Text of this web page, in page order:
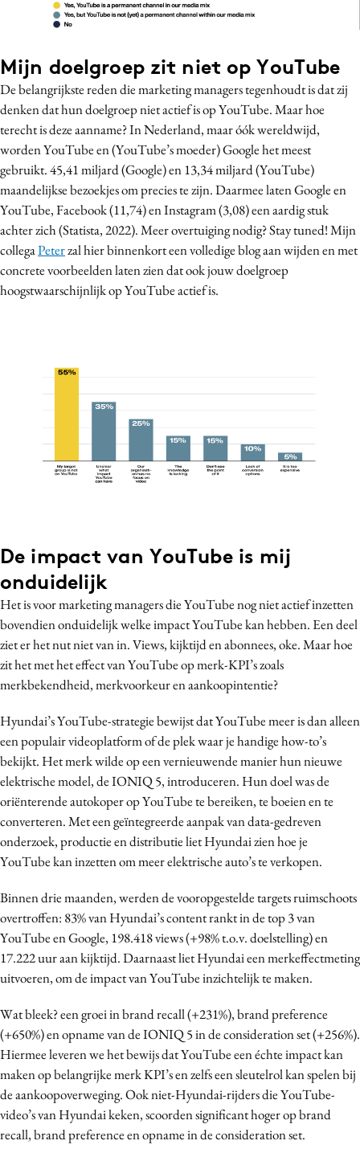
Mijn doelgroep zit niet op YouTube
De belangrijkste reden die marketing managers tegenhoudt is dat zij
denken dat hun doelgroep niet actief is op YouTube. Maar hoe
terecht is deze aanname? In Nederland, maar óók wereldwijd,
worden YouTube en (YouTube’s moeder) Google het meest
gebruikt. 45,41 miljard (Google) en 13,34 miljard (YouTube)
maandelijkse bezoekjes om precies te zijn. Daarmee laten Google en
YouTube, Facebook (11,74) en Instagram (3,08) een aardig stuk
achter zich (Statista, 2022). Meer overtuiging nodig? Stay tuned! Mijn
collegaPeterzal hier binnenkort een volledige blog aan wijden en met
concrete voorbeelden laten zien dat ook jouw doelgroep
hoogstwaarschijnlijk op YouTube actief is.
De impact van YouTube is mij
onduidelijk
Het is voor marketing managers die YouTube nog niet actief inzetten
bovendien onduidelijk welke impact YouTube kan hebben. Een deel
ziet er het nut niet van in. Views, kijktijd en abonnees, oke. Maar hoe
zit het met het effect van YouTube op merk-KPI’s zoals
merkbekendheid, merkvoorkeur en aankoopintentie?
Hyundai’s YouTube-strategie bewijst dat YouTube meer is dan alleen
een populair videoplatform of de plek waar je handige how-to’s
bekijkt. Het merk wilde op een vernieuwende manier hun nieuwe
elektrische model, de IONIQ 5, introduceren. Hun doel was de
oriënterende autokoper op YouTube te bereiken, te boeien en te
converteren. Met een geïntegreerde aanpak van data-gedreven
onderzoek, productie en distributie liet Hyundai zien hoe je
YouTube kan inzetten om meer elektrische auto’s te verkopen.
Binnen drie maanden, werden de vooropgestelde targets ruimschoots
overtroffen: 83% van Hyundai’s content rankt in de top 3 van
YouTube en Google, 198.418 views (+98% t.o.v. doelstelling) en
17.222 uur aan kijktijd. Daarnaast liet Hyundai een merkeffectmeting
uitvoeren, om de impact van YouTube inzichtelijk te maken.
Wat bleek? een groei in brand recall (+231%), brand preference
(+650%) en opname van de IONIQ 5 in de consideration set (+256%).
Hiermee leveren we het bewijs dat YouTube een échte impact kan
maken op belangrijke merk KPI’s en zelfs een sleutelrol kan spelen bij
de aankoopoverweging. Ook niet-Hyundai-rijders die YouTube-
video’s van Hyundai keken, scoorden significant hoger op brand
recall, brand preference en opname in de consideration set.